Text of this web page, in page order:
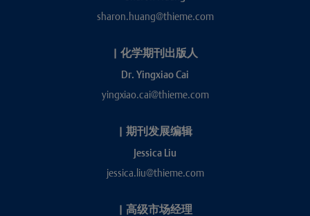
sharon.huang@thieme.com
| 化学期刊出版人
Dr. Yingxiao Cai
yingxiao.cai@thieme.com
| 期刊发展编辑
Jessica Liu
jessica.liu@thieme.com
| 高级市场经理